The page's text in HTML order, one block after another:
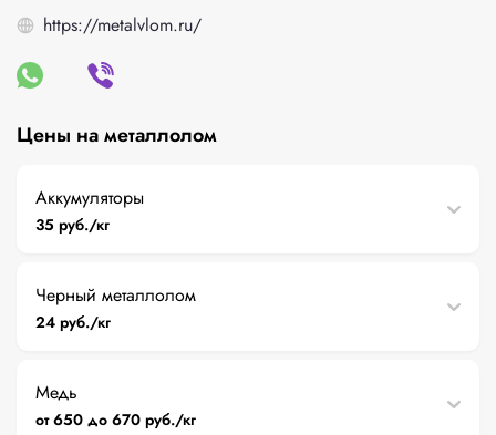
https://metalvlom.ru/
Цены на металлолом
Аккумуляторы
35 руб./кг
Черный металлолом
24 руб./кг
Медь
от 650 до 670 руб./кг